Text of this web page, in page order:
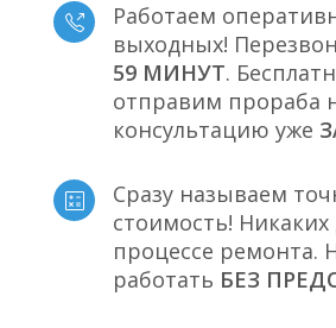
Работаем
выходных!
59 МИНУТ.
отправим прораба
консультацию уже
Сразу называем
стоимость! Никаких
процессе ремонта.
работать БЕЗ